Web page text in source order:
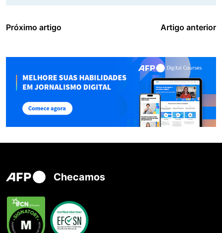
Próximo artigo Artigo anterior
Checamos